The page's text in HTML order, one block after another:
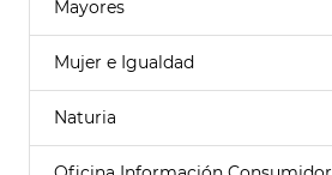
Mayores
Mujer e Igualdad
Naturia